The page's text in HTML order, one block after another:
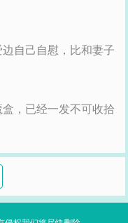
自己自慰，比和妻子
，已经一发不可收拾